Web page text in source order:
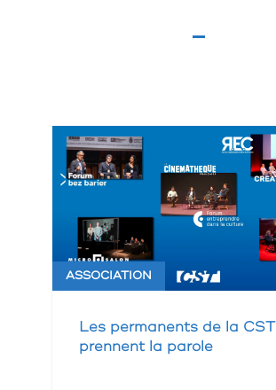
ASSOCIATION
Les permanents de la CST
prennent la parole